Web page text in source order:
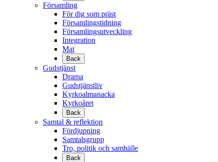
Församling
För dig som präst
Församlingstidning
Församlingsutveckling
Integration
Mat
Back
Gudstjänst
Drama
Gudstjänstliv
Kyrkoalmanacka
Kyrkoåret
Back
Samtal & reflektion
Fördjupning
Samtalsgrupp
Tro, politik och samhälle
Back